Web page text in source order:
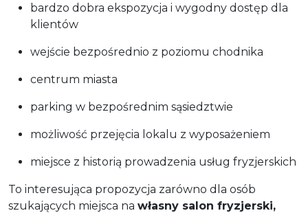
bardzo dobra ekspozycja i wygodny dostęp dla
klientów
wejście bezpośrednio z poziomu chodnika
centrum miasta
parking w bezpośrednim sąsiedztwie
możliwość przejęcia lokalu z wyposażeniem
miejsce z historią prowadzenia usług fryzjerskich
To interesująca propozycja zarówno dla osób
szukających miejsca na własny salon fryzjerski,